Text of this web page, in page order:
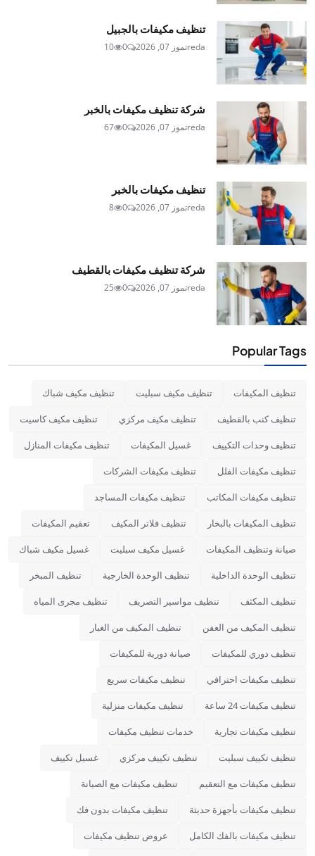
تنظيف مكيفات بالجبيل
redaتموز 07, 2026 0
10
شركة تنظيف مكيفات بالخبر
redaتموز 07, 2026 0
67
تنظيف مكيفات بالخبر
redaتموز 07, 2026 0
8
شركة تنظيف مكيفات بالقطيف
redaتموز 07, 2026 0
25
Popular Tags
تنظيف المكيفات تنظيف مكيف سبليت تنظيف مكيف شباك
تنظيف كنب بالقطيف تنظيف مكيف مركزي تنظيف مكيف كاسيت
تنظيف وحدات التكييف غسيل المكيفات تنظيف مكيفات المنازل
تنظيف مكيفات الفلل تنظيف مكيفات الشركات
تنظيف مكيفات المكاتب تنظيف مكيفات المساجد
تنظيف المكيفات بالبخار تنظيف فلاتر المكيف تعقيم المكيفات
صيانة وتنظيف المكيفات غسيل مكيف سبليت غسيل مكيف شباك
تنظيف الوحدة الداخلية تنظيف الوحدة الخارجية تنظيف المبخر
تنظيف المكثف تنظيف مواسير التصريف تنظيف مجرى المياه
تنظيف المكيف من العفن تنظيف المكيف من الغبار
تنظيف دوري للمكيفات صيانة دورية للمكيفات
تنظيف مكيفات احترافي تنظيف مكيفات سريع
تنظيف مكيفات 24 ساعة تنظيف مكيفات منزلية
تنظيف مكيفات تجارية خدمات تنظيف مكيفات
تنظيف تكييف سبليت تنظيف تكييف مركزي غسيل تكييف
تنظيف مكيفات مع التعقيم تنظيف مكيفات مع الصيانة
تنظيف مكيفات بأجهزة حديثة تنظيف مكيفات بدون فك
تنظيف مكيفات بالفك الكامل عروض تنظيف مكيفات